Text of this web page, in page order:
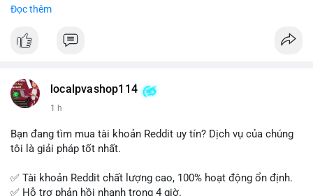
gồm tài liệu toàn diện, câu hỏi thực hành, bài thi thử sát thực
Đăng ký ngay hôm nay để nâng cao năng lực và mở rộng cơ
Đọc thêm
localpvashop114
1 h
Bạn đang tìm mua tài khoản Reddit uy tín? Dịch vụ của chúng
tôi là giải pháp tốt nhất.
✅ Tài khoản Reddit chất lượng cao, 100% hoạt động ổn định.
✅ Hỗ trợ phản hồi nhanh trong 4 giờ.